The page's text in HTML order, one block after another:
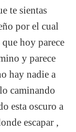
te sientas
por el cual
hoy parece
y parece
hay nadie a
caminando
esta oscuro a
escapar ,